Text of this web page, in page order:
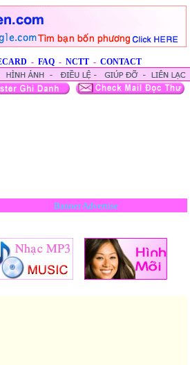
- FAQ - NCTT - CONTACT
Banner Advertise